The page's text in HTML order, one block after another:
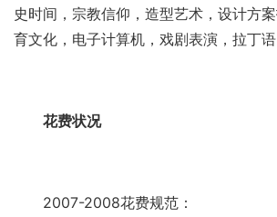
史时间，宗教信仰，造型艺术，设计方
育文化，电子计算机，戏剧表演，拉丁语
花费状况
2007-2008花费规范：